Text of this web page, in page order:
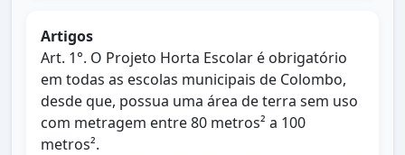
Artigos
Art. 1°. O Projeto Horta Escolar é obrigatório
em todas as escolas municipais de Colombo,
desde que, possua uma área de terra sem uso
com metragem entre 80 metros² a 100
metros².